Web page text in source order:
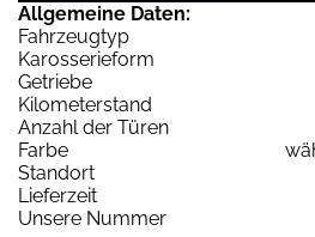
Allgemeine Daten:
Fahrzeugtyp
Karosserieform
Getriebe
Kilometerstand
Anzahl der Türen
Farbe
Standort
Lieferzeit
Unsere Nummer